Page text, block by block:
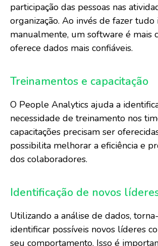
participação das pessoas nas
organização. Ao invés de fazer tudo
manualmente, um software é mais
oferece dados mais confiáveis.
Treinamentos e capacitação
O People Analytics ajuda a
necessidade de treinamento nos
capacitações precisam ser
possibilita melhorar a eficiência e
dos colaboradores.
Identificação de novos
Utilizando a análise de dados,
identificar possíveis novos líderes
seu comportamento. Isso é